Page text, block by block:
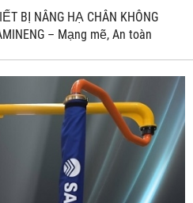
BỊ NÂNG HẠ CHÂN KHÔNG
– Mạng mẽ, An toàn